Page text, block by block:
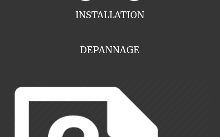
INSTALLATION
DEPANNAGE